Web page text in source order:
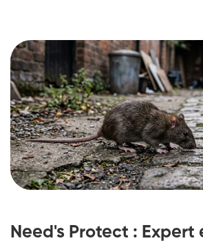
Need's Protect : Expert